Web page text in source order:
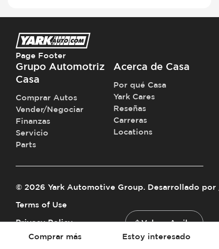
Comprar más Estoy interesado
Page Footer
Grupo Automotriz
Casa
Comprar Autos
Vender/Negociar
Finanzas
Servicio
Parts
Acerca de Casa
Por qué Casa
Yark Cares
Reseñas
Carreras
Locations
© 2026 Yark Automotive Group. Desarrollado por
Terms of Use
Privacy Policy
Volver Arriba